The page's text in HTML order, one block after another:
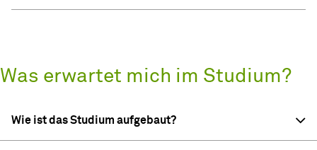
Was erwartet mich im Studium?
Wie ist das Studium aufgebaut?